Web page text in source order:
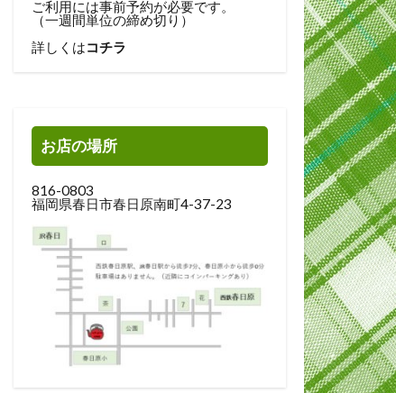
ご利用には事前予約が必要です。
（一週間単位の締め切り）
詳しくはコチラ
お店の場所
816-0803
福岡県春日市春日原南町4-37-23